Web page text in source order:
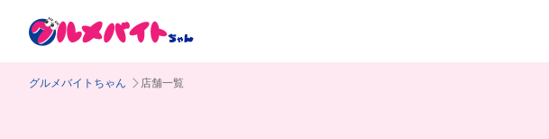
グルメバイトちゃん 店舗一覧